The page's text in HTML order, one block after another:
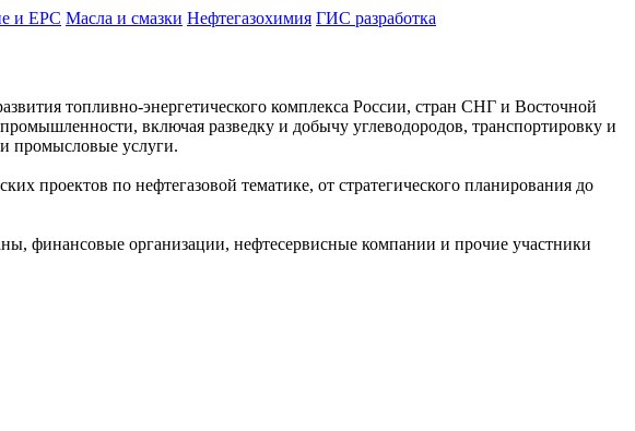
и EPC Масла и смазки Нефтегазохимия ГИС разработка
топливно-энергетического комплекса России, стран СНГ и Восточной
включая разведку и добычу углеводородов, транспортировку и
промысловые услуги.
проектов по нефтегазовой тематике, от стратегического планирования до
финансовые организации, нефтесервисные компании и прочие участники